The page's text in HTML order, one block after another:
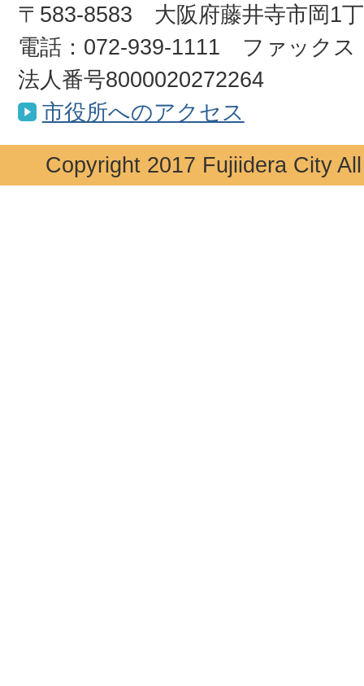
〒583-8583 大阪府藤井寺市岡1
電話：072-939-1111 ファックス
法人番号8000020272264
市役所へのアクセス
Copyright 2017 Fujiidera City